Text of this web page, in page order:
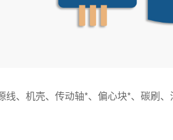
、机壳、传动轴*、偏心块*、碳刷